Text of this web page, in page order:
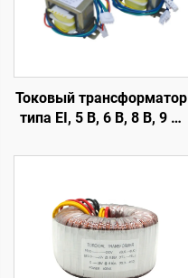
Токовый трансформатор
типа EI, 5 В, 6 В, 8 В, 9 В,
В, 24 В, трансформатор
220 В